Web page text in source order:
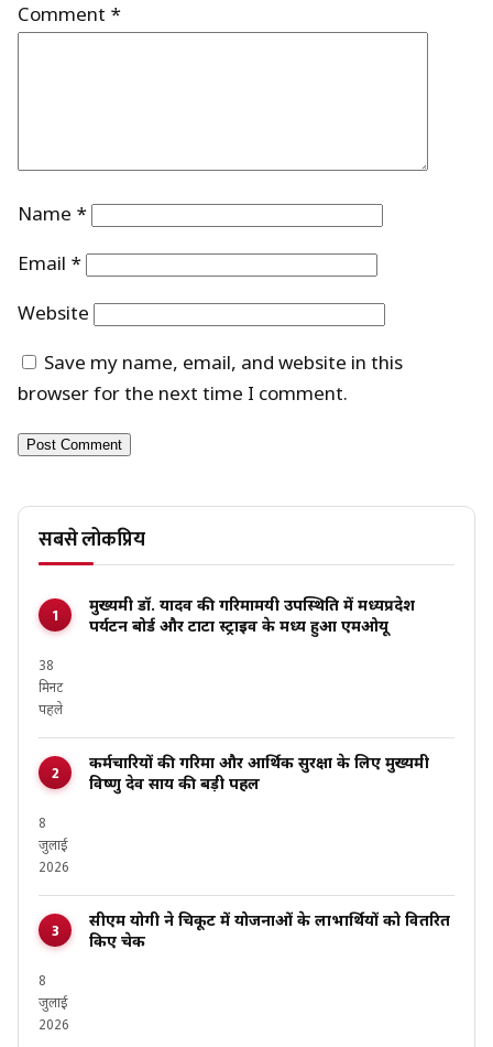
Comment *
Name *
Email *
Website
Save my name, email, and website in this
browser for the next time I comment.
सबसे लोकप्रिय
मुख्यमंत्री डॉ. यादव की गरिमामयी उपस्थिति में मध्यप्रदेश
पर्यटन बोर्ड और टाटा स्ट्राइव के मध्य हुआ एमओयू
38
मिनट
पहले
कर्मचारियों की गरिमा और आर्थिक सुरक्षा के लिए मुख्यमंत्री
विष्णु देव साय की बड़ी पहल
8
जुलाई
2026
सीएम योगी ने चित्रकूट में योजनाओं के लाभार्थियों को वितरित
किए चेक
8
जुलाई
2026